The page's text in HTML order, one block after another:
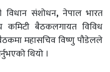
विधान संशोधन, नेपाल भारत
कमिटी बैठकलगायत विविध
महासचिव विष्णु पौडेलले
थियो ।